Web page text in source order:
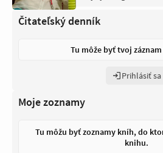
Čitateľský denník
Tu môže byť tvoj
Prihlásiť sa
Moje zoznamy
Tu môžu byť zoznamy kníh, do
knihu.